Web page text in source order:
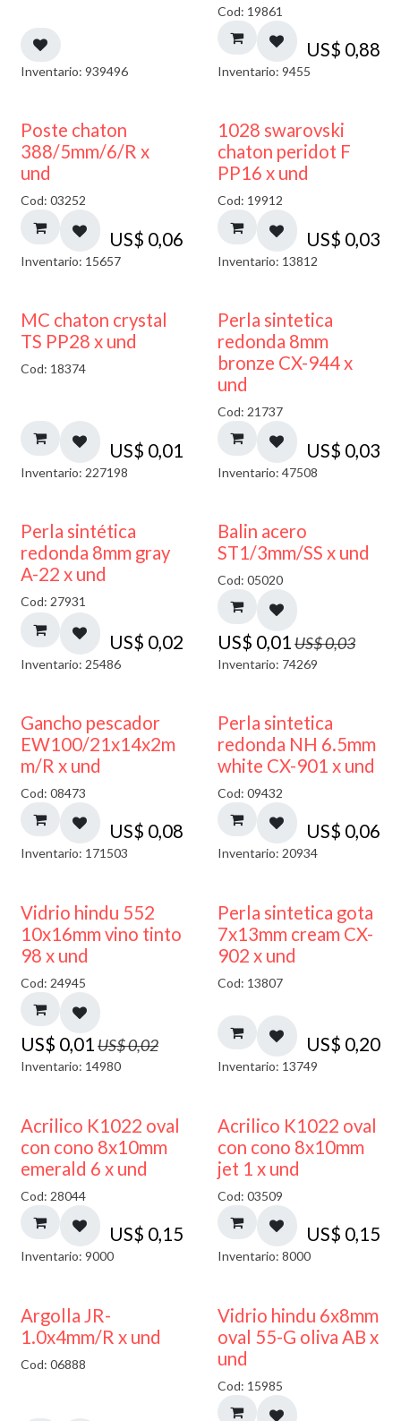
Inventario: 939496
Cod: 19861
US$ 0,88
Inventario: 9455
Poste chaton
388/5mm/6/R x
und
Cod: 03252
US$ 0,06
Inventario: 15657
1028 swarovski
chaton peridot F
PP16 x und
Cod: 19912
US$ 0,03
Inventario: 13812
MC chaton crystal
TS PP28 x und
Cod: 18374
US$ 0,01
Inventario: 227198
Perla sintetica
redonda 8mm
bronze CX-944 x
und
Cod: 21737
US$ 0,03
Inventario: 47508
Perla sintética
redonda 8mm gray
A-22 x und
Cod: 27931
US$ 0,02
Inventario: 25486
50% DESCUENTO
Balin acero
ST1/3mm/SS x und
Cod: 05020
US$ 0,01 US$0,03
Inventario: 74269
Gancho pescador
EW100/21x14x2m
m/R x und
Cod: 08473
US$ 0,08
Inventario: 171503
Perla sintetica
redonda NH 6.5mm
white CX-901 x und
Cod: 09432
US$ 0,06
Inventario: 20934
40% DESCUENTO
Vidrio hindu 552
10x16mm vino tinto
98 x und
Cod: 24945
US$ 0,01US$0,02
Inventario: 14980
Perla sintetica gota
7x13mm cream CX-
902 x und
Cod: 13807
US$ 0,20
Inventario: 13749
Acrilico K1022 oval
con cono 8x10mm
emerald 6 x und
Cod: 28044
US$ 0,15
Inventario: 9000
Acrilico K1022 oval
con cono 8x10mm
jet 1 x und
Cod: 03509
US$ 0,15
Inventario: 8000
Argolla JR-
1.0x4mm/R x und
Cod: 06888 50% DESCUENTO
Vidrio hindu 6x8mm
oval 55-G oliva AB x
und
Cod: 15985